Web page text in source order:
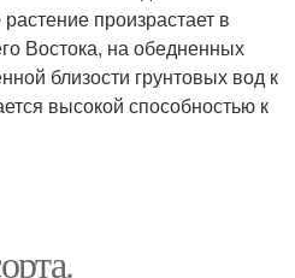
произрастает в
Востока, на обедненных
близости грунтовых вод к
высокой способностью к